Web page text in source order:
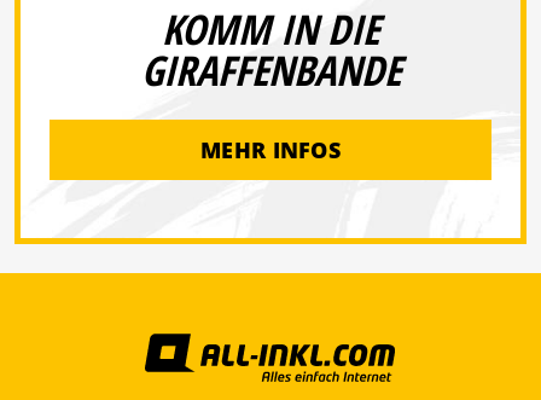
KOMM IN DIE
GIRAFFENBANDE
MEHR INFOS